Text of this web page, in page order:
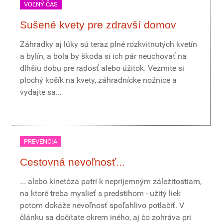
VOĽNÝ ČAS
Sušené kvety pre zdravší domov
Záhradky aj lúky sú teraz plné rozkvitnutých kvetín
a bylín, a bola by škoda si ich pár neuchovať na
dlhšiu dobu pre radosť alebo úžitok. Vezmite si
plochý košík na kvety, záhradnícke nožnice a
vydajte sa...
PREVENCIA
Cestovná nevoľnosť...
... alebo kinetóza patrí k nepríjemným záležitostiam,
na ktoré treba myslieť s predstihom - užitý liek
potom dokáže nevoľnosť spoľahlivo potlačiť. V
článku sa dočítate okrem iného, aj čo zohráva pri